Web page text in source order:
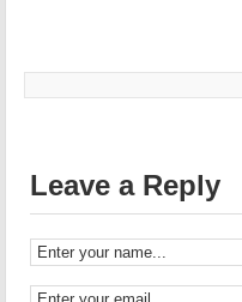
Leave a Reply